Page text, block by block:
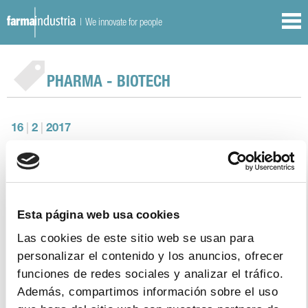
Esta página web usa cookies
Las cookies de este sitio web se usan para
personalizar el contenido y los anuncios, ofrecer
funciones de redes sociales y analizar el tráfico.
Además, compartimos información sobre el uso
| We innovate for people
PHARMA - BIOTECH
16 2 2017
Hospitals, R&D centers, academia and small
enterprises have presented 110 projects to
the Farma-Biotech Program since 2011
| 10 | 2016
Innovation, product type and industrial
protection – the keys to the success of